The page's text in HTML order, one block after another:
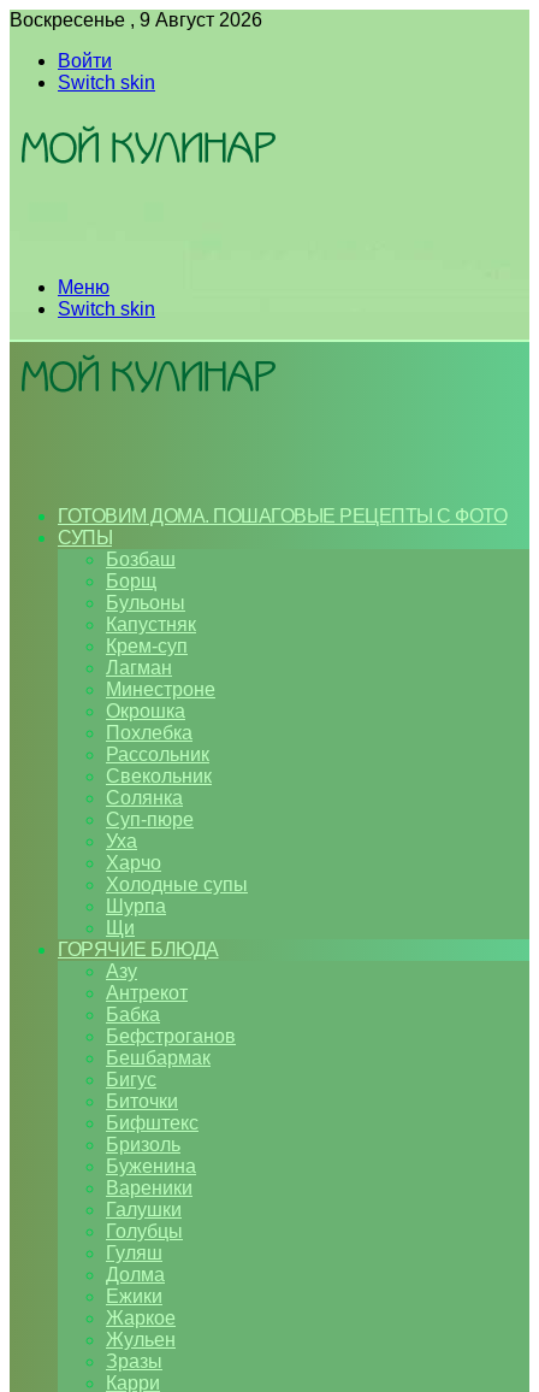
Воскресенье , 9 Август 2026
Войти
Switch skin
Меню
Switch skin
ГОТОВИМ ДОМА. ПОШАГОВЫЕ РЕЦЕПТЫ С ФОТО
СУПЫ
Бозбаш
Борщ
Бульоны
Капустняк
Крем-суп
Лагман
Минестроне
Окрошка
Похлебка
Рассольник
Свекольник
Солянка
Суп-пюре
Уха
Харчо
Холодные супы
Шурпа
Щи
ГОРЯЧИЕ БЛЮДА
Азу
Антрекот
Бабка
Бефстроганов
Бешбармак
Бигус
Биточки
Бифштекс
Бризоль
Буженина
Вареники
Галушки
Голубцы
Гуляш
Долма
Ежики
Жаркое
Жульен
Зразы
Карри